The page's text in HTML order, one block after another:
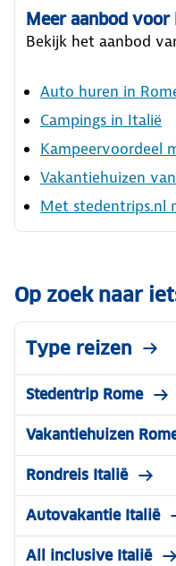
Meer aanbod voor
Bekijk het aanbod
Auto huren in
Campings in Italië
Kampeervoordeel
Vakantiehuizen
Met stedentrips.nl
Op zoek naar
Type reizen
Stedentrip Rome
Vakantiehuizen
Rondreis Italië
Autovakantie Italië
All inclusive Italië